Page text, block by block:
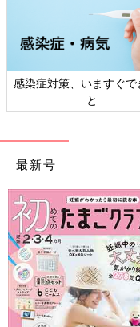
きの」赤ちゃん・
日
最新号